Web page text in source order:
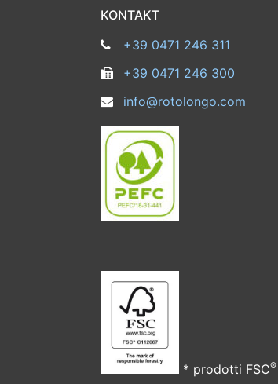
KONTAKT
+39 0471 246 311
+39 0471 246 300
info@rotolongo.com
* prodotti FSC®